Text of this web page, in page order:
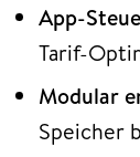
App-
Tarif-
Modular
Speicher